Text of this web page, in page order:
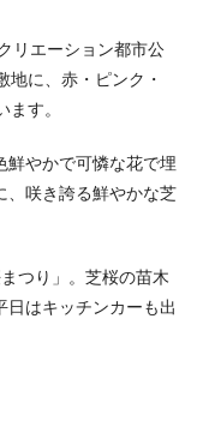
リエーション都市公
地に、赤・ピンク・
す。
鮮やかで可憐な花で埋
、咲き誇る鮮やかな芝
つり」。芝桜の苗木
日はキッチンカーも出